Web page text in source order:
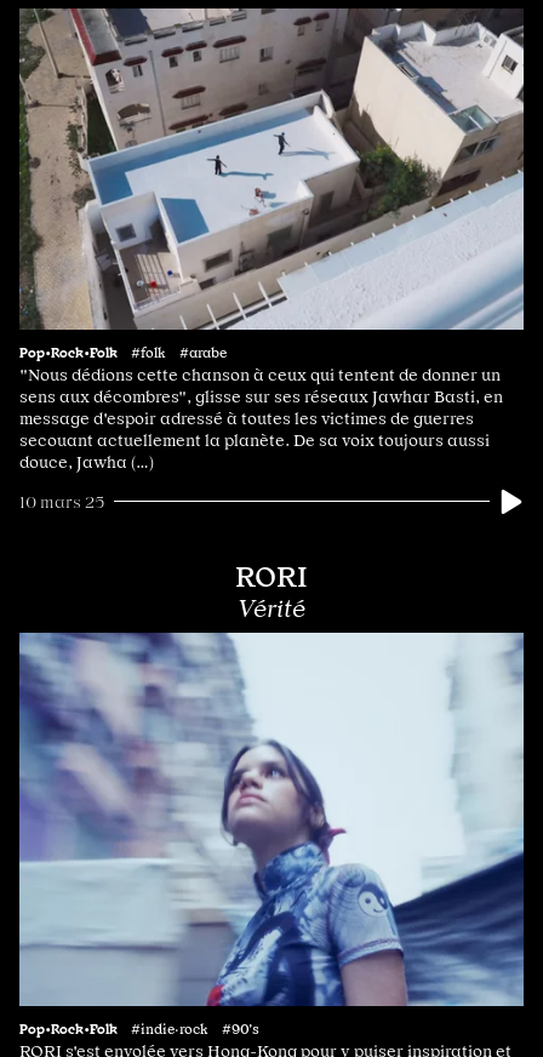
Pop•Rock•Folk #folk #arabe
"Nous dédions cette chanson à ceux qui tentent de donner un
sens aux décombres", glisse sur ses réseaux Jawhar Basti, en
message d'espoir adressé à toutes les victimes de guerres
secouant actuellement la planète. De sa voix toujours aussi
douce, Jawha (…)
10 mars 25
RORI
Vérité
Pop•Rock•Folk #indie·rock #90's
RORI s'est envolée vers Hong-Kong pour y puiser inspiration et